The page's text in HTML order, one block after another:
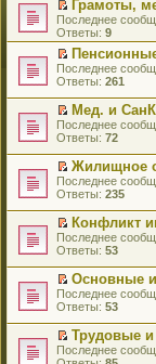
р
о
ч
и
т
а
н
н
о
м
с
о
о
б
щ
е
н
и
ю
о
м
у
н
п
р
ч
и
т
а
н
н
о
м
у
с
о
о
щ
е
н
и
ю
й
т
и
к
п
е
р
в
о
м
у
н
е
п
р
ч
и
т
а
н
н
о
м
у
о
П
е
р
й
т
к
п
е
р
в
о
м
у
н
е
п
р
ч
и
т
а
н
о
Грамоты,
Последнее
Ответы: 9
П
е
е
й
т
и
к
п
е
р
в
о
м
у
е
п
р
о
ч
т
Последнее
Ответы: 261
П
е
е
й
т
и
к
п
е
р
в
о
м
у
е
р
Мед. и
Последнее
Ответы: 72
П
е
е
й
т
и
к
п
е
р
в
о
м
у
Жилищное
Последнее
Ответы: 235
П
е
е
й
т
и
к
е
Конфликт
Последнее
Ответы: 53
П
е
е
т
Основные
Последнее
Ответы: 53
П
е
Трудовые и
Последнее